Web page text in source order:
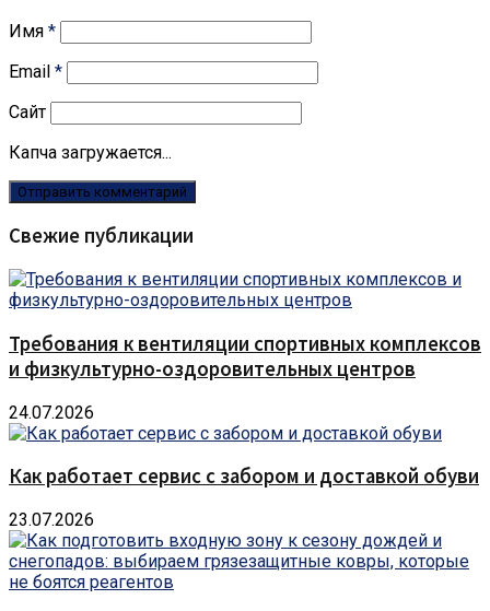
Имя *
Email *
Сайт
Капча загружается...
Свежие публикации
Требования к вентиляции спортивных комплексов
и физкультурно-оздоровительных центров
24.07.2026
Как работает сервис с забором и доставкой обуви
23.07.2026